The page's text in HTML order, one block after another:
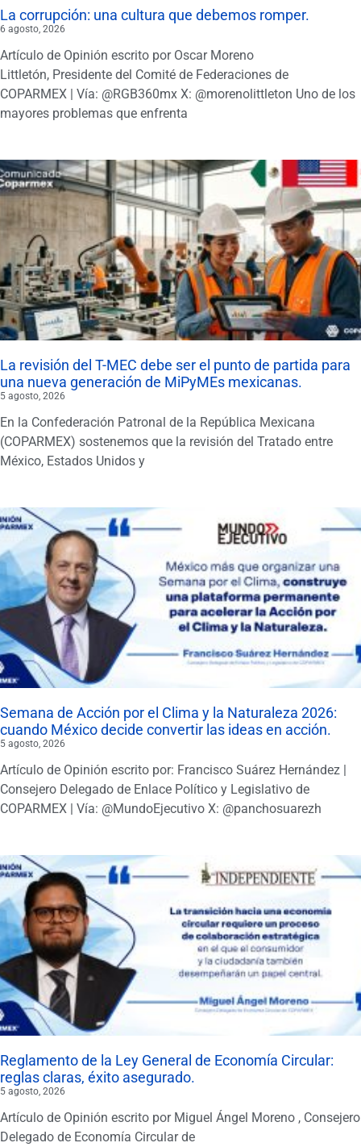
La corrupción: una cultura que debemos romper.
6 agosto, 2026
Artículo de Opinión escrito por Oscar Moreno
Littletón, Presidente del Comité de Federaciones de
COPARMEX | Vía: @RGB360mx X: @morenolittleton Uno de los
mayores problemas que enfrenta
La revisión del T-MEC debe ser el punto de partida para
una nueva generación de MiPyMEs mexicanas.
5 agosto, 2026
En la Confederación Patronal de la República Mexicana
(COPARMEX) sostenemos que la revisión del Tratado entre
México, Estados Unidos y
Semana de Acción por el Clima y la Naturaleza 2026:
cuando México decide convertir las ideas en acción.
5 agosto, 2026
Artículo de Opinión escrito por: Francisco Suárez Hernández |
Consejero Delegado de Enlace Político y Legislativo de
COPARMEX | Vía: @MundoEjecutivo X: @panchosuarezh
Reglamento de la Ley General de Economía Circular:
reglas claras, éxito asegurado.
5 agosto, 2026
Artículo de Opinión escrito por Miguel Ángel Moreno , Consejero
Delegado de Economía Circular de